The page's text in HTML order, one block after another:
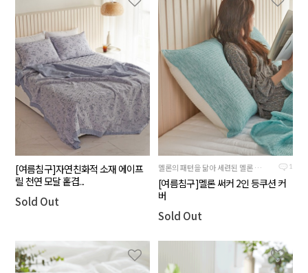
[여름침구]자연친화적 소재 에이프
릴 천연 모달 홑겹...
Sold Out
1
멜론의 패턴을 닮아 세련된 멜론 컬러의 여름침구
[여름침구]멜론 써커 2인 등쿠션 커
버
Sold Out